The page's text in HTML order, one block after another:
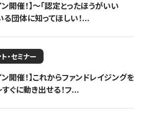
ン開催！】〜「認定とったほうがいい
る団体に知ってほしい！...
・セミナー
ン開催！】これからファンドレイジングを
ぐに動き出せる！フ...